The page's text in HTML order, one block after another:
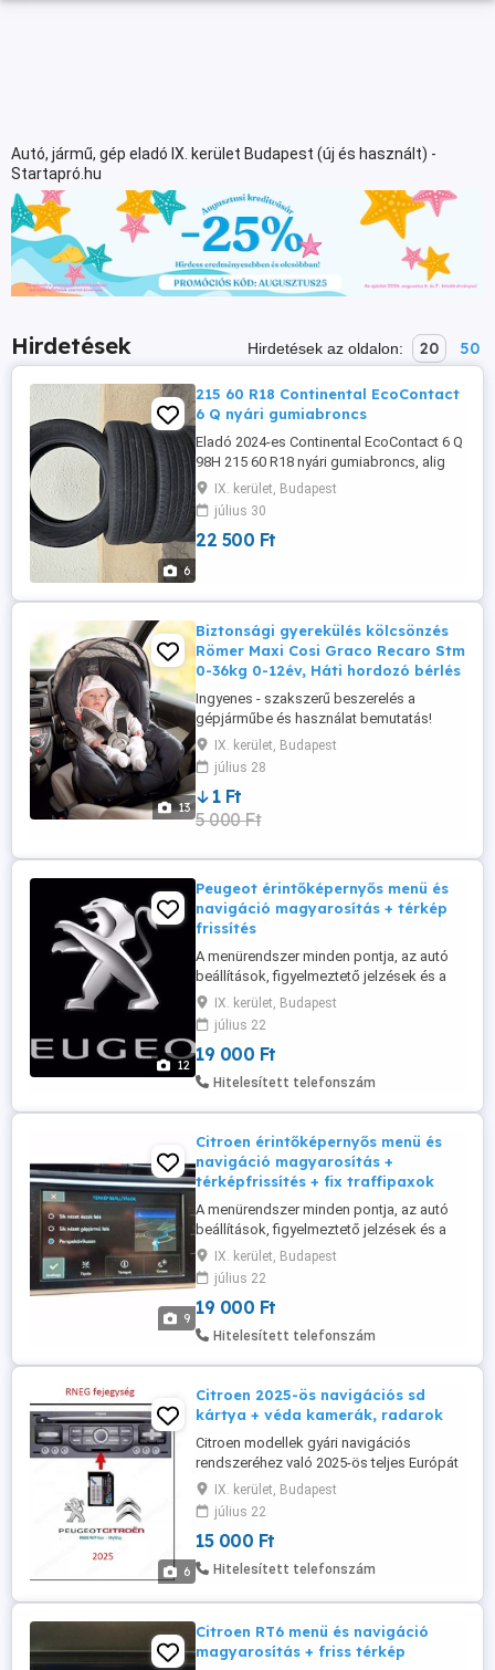
Autó, jármű, gép eladó IX. kerület Budapest (új és használt) -
Startapró.hu
Hirdetések Hirdetések az oldalon: 20 50
6
215 60 R18 Continental EcoContact
6 Q nyári gumiabroncs
Eladó 2024-es Continental EcoContact 6 Q
98H 215 60 R18 nyári gumiabroncs, alig
használt, kifogástalan állapotban. Fontos
tudnivalók: - 2024-es évjárat - 5000 km-t
futott - Nem javított, nem sérült - Száraz,
zárt helyen tárolva - Azonnal elvihető
IX. kerület, Budapest
július 30
22 500 Ft
13
Biztonsági gyerekülés kölcsönzés
Römer Maxi Cosi Graco Recaro Stm
0-36kg 0-12év, Háti hordozó bérlés
Ingyenes - szakszerű beszerelés a
gépjárműbe és használat bemutatás!
gyerekulesberles.webnode.hu Kényelmes
DRIVE rendszerű kiszolgálás. Akár ki sem
kell szállnia az autójából! Biztonság és
kényelem az utazások ideje alatt is!
Univerzális, isofixes vagy biztonsági övvel
IX. kerület, Budapest
július 28
1 Ft
5 000 Ft
12
Peugeot érintőképernyős menü és
navigáció magyarosítás + térkép
frissítés
A menürendszer minden pontja, az autó
beállítások, figyelmeztető jelzések és a
navigálás közbeni utasítások nyelve is
magyar lesz. Ajándékba most Európa
térképet adok hozzá, magyarországi
lefedettséggel , utca, házszám szintű
pontossággal és az új, fix traffipaxok
figyelmeztetésével! Ára: ...
IX. kerület, Budapest
július 22
19 000 Ft
Hitelesített telefonszám
9
Citroen érintőképernyős menü és
navigáció magyarosítás +
térképfrissítés + fix traffipaxok
A menürendszer minden pontja, az autó
beállítások, figyelmeztető jelzések és a
navigálás közbeni utasítások nyelve is
magyar lesz. Ajándékba most friss Európa
térképet adok hozzá, 100%-os
magyarországi lefedettséggel , utca,
házszám szintű pontossággal és az új, fix
IX. kerület, Budapest
július 22
19 000 Ft
Hitelesített telefonszám
6
Citroen 2025-ös navigációs sd
kártya + véda kamerák, radarok
Citroen modellek gyári navigációs
rendszeréhez való 2025-ös teljes Európát
tartalmazó SD kártya, rajta naprakész
magyarországi úthálózattal + a fix radarok
és VÉDA kamerák előtti megjelöléssel,
figyelmeztetésével! Ára: 15.000 FT Hívjon
nyugodtan hétvégén is! Postai úton is
IX. kerület, Budapest
július 22
15 000 Ft
Hitelesített telefonszám
Citroen RT6 menü és navigáció
magyarosítás + friss térkép